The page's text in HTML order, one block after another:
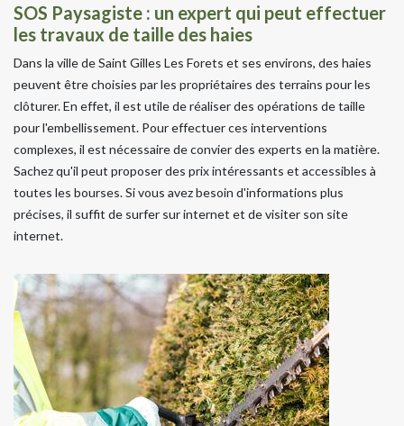
SOS Paysagiste : un expert qui peut effectuer
les travaux de taille des haies
Dans la ville de Saint Gilles Les Forets et ses environs, des haies
peuvent être choisies par les propriétaires des terrains pour les
clôturer. En effet, il est utile de réaliser des opérations de taille
pour l'embellissement. Pour effectuer ces interventions
complexes, il est nécessaire de convier des experts en la matière.
Sachez qu'il peut proposer des prix intéressants et accessibles à
toutes les bourses. Si vous avez besoin d'informations plus
précises, il suffit de surfer sur internet et de visiter son site
internet.